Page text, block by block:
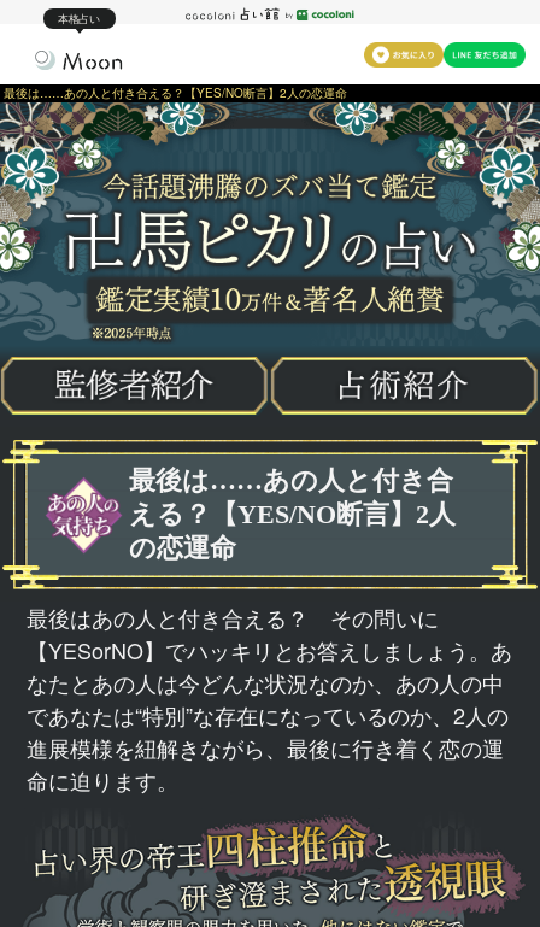
本格占い
最後は……あの人と付き合える？【YES/NO断言】2人の恋運命
最後は……あの人と付き合
える？【YES/NO断言】2人
の恋運命
最後はあの人と付き合える？ その問いに
【YESorNO】でハッキリとお答えしましょう。あ
なたとあの人は今どんな状況なのか、あの人の中
であなたは“特別”な存在になっているのか、2人の
進展模様を紐解きながら、最後に行き着く恋の運
命に迫ります。